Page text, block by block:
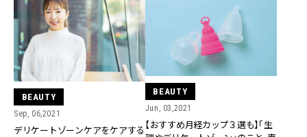
BEAUTY
Sep, 06,2021
デリケートゾーンケアをケアする
BEAUTY
Jun, 03,2021
【おすすめ月経カップ３選も】「生